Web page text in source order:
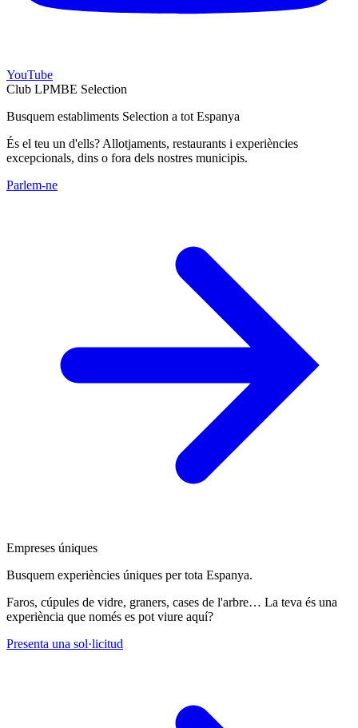
YouTube
Club LPMBE Selection
Busquem establiments Selection a tot Espanya
És el teu un d'ells? Allotjaments, restaurants i experiències
excepcionals, dins o fora dels nostres municipis.
Parlem-ne
Empreses úniques
Busquem experiències úniques per tota Espanya.
Faros, cúpules de vidre, graners, cases de l'arbre… La teva és una
experiència que només es pot viure aquí?
Presenta una sol·licitud